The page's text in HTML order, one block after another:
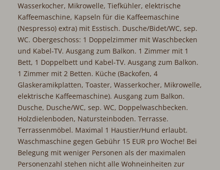
Wasserkocher, Mikrowelle, Tiefkühler, elektrische
Kaffeemaschine, Kapseln für die Kaffeemaschine
(Nespresso) extra) mit Esstisch. Dusche/Bidet/WC, sep.
WC. Obergeschoss: 1 Doppelzimmer mit Waschbecken
und Kabel-TV. Ausgang zum Balkon. 1 Zimmer mit 1
Bett, 1 Doppelbett und Kabel-TV. Ausgang zum Balkon.
1 Zimmer mit 2 Betten. Küche (Backofen, 4
Glaskeramikplatten, Toaster, Wasserkocher, Mikrowelle,
elektrische Kaffeemaschine). Ausgang zum Balkon.
Dusche, Dusche/WC, sep. WC, Doppelwaschbecken.
Holzdielenboden, Natursteinboden. Terrasse.
Terrassenmöbel. Maximal 1 Haustier/Hund erlaubt.
Waschmaschine gegen Gebühr 15 EUR pro Woche! Bei
Belegung mit weniger Personen als der maximalen
Personenzahl stehen nicht alle Wohneinheiten zur